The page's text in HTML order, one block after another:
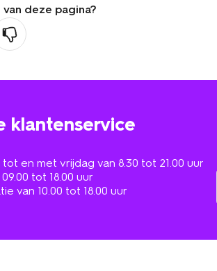
deze pagina?
klantenservice
en met vrijdag van 8.30 tot 21.00 uur
tot 18.00 uur
van 10.00 tot 18.00 uur